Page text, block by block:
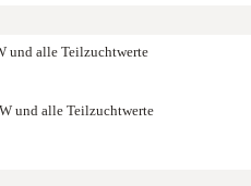
und alle Teilzuchtwerte
und alle Teilzuchtwerte